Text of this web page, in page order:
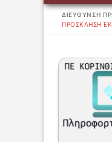
ΔΙΕΥΘΥΝΣΗ
ΠΡΟΣΚΛΗΣΗ